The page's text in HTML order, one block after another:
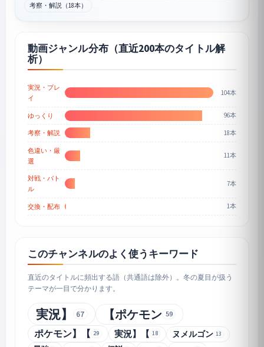
考察・解説（18本）
動画ジャンル分布（直近200本のタイトル解
析）
実況・プレ
イ
104本
ゆっくり 96本
考察・解説 18本
色違い・厳
選
11本
対戦・バト
ル
7本
交換・配布 1本
このチャンネルのよく使うキーワード
直近のタイトルに頻出する語（共通語は除外）。冬の夏目が扱う
テーマが一目で分かります。
実況】 67 【ポケモン 59
ポケモン】【 29 実況】【 18 ヌメルゴン 13